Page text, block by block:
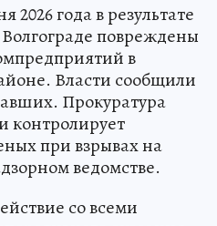
года в результате
повреждены
в
Власти сообщили
Прокуратура
контролирует
при взрывах на
ведомстве.
со всеми